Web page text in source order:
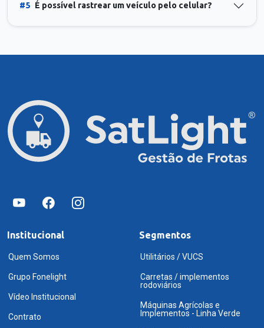
#5 É possível rastrear um veículo pelo celular?
Institucional
Quem Somos
Grupo Fonelight
Vídeo Institucional
Contrato
Segmentos
Utilitários / VUCS
Carretas / implementos
rodoviários
Máquinas Agrícolas e
Implementos - Linha Verde